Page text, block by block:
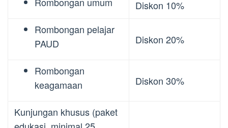
Diskon 10%
Rombongan pelajar
PAUD
Diskon 20%
Rombongan
keagamaan
Diskon 30%
Kunjungan khusus (paket